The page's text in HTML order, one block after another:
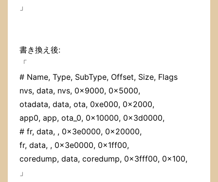
」
書き換え後:
「
# Name, Type, SubType, Offset, Size, Flags
nvs, data, nvs, 0x9000, 0x5000,
otadata, data, ota, 0xe000, 0x2000,
app0, app, ota_0, 0x10000, 0x3d0000,
# fr, data, , 0x3e0000, 0x20000,
fr, data, , 0x3e0000, 0x1ff00,
coredump, data, coredump, 0x3fff00, 0x100,
」